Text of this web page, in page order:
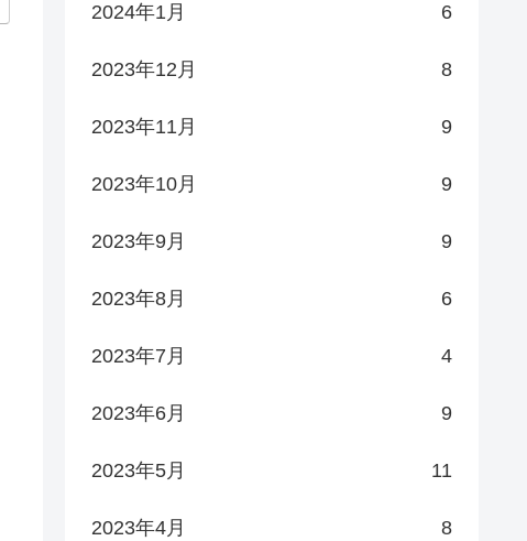
2024年1月 6
2023年12月 8
2023年11月 9
2023年10月 9
2023年9月 9
2023年8月 6
2023年7月 4
2023年6月 9
2023年5月 11
2023年4月 8